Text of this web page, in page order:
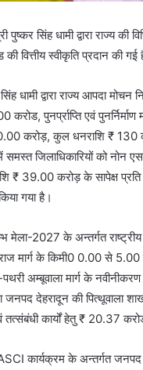
पुष्कर सिंह धामी द्वारा राज्य
वित्तीय स्वीकृति प्रदान की गई
धामी द्वारा राज्य आपदा
करोड, पुनर्प्राप्ति एवं
करोड़, कुल धनराशि ₹ 130
समस्त जिलाधिकारियों को नोन
₹ 39.00 करोड़ के सापेक्ष
गया है।
मेला-2027 के अन्तर्गत
मार्ग के किमी0 0.00 से 5.00
अम्बूवाला मार्ग के
जनपद देहरादून की
तत्संबंधी कार्यों हेतु ₹ 20.37
कार्यक्रम के अन्तर्गत